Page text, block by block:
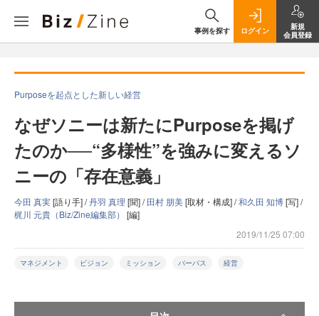
事例を探す ログイン
新規
会員登録
Purposeを起点とした新しい経営
なぜソニーは新たにPurposeを掲げ
たのか──“多様性”を強みに変えるソ
ニーの「存在意義」
今田 真実[語り手] /丹羽 真理 [聞] /田村 朋美[取材・構成] /和久田 知博[写] /
梶川 元貴（Biz/Zine編集部） [編]
2019/11/25 07:00
マネジメント ビジョン ミッション パーパス 経営